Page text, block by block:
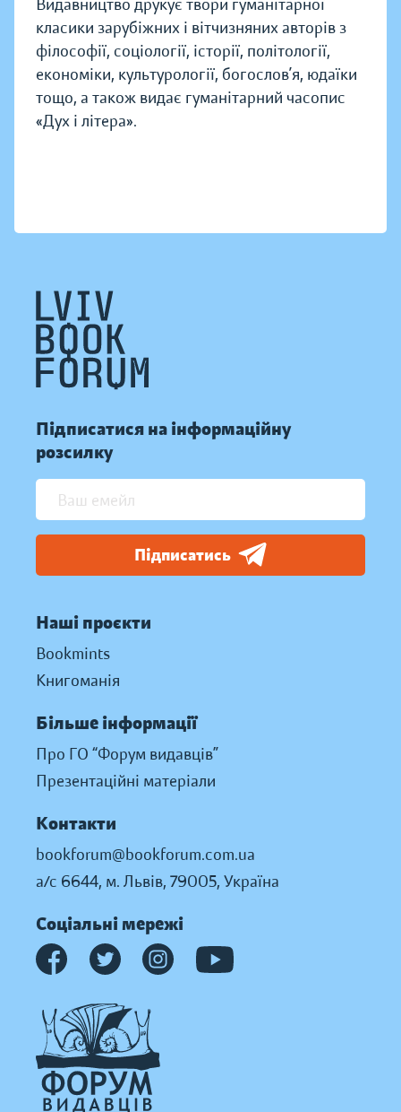
Видавництво друкує твори гуманітарної
класики зарубіжних і вітчизняних авторів з
філософії, соціології, історії, політології,
економіки, культурології, богослов’я, юдаїки
тощо, а також видає гуманітарний часопис
«Дух і літера».
Підписатися на інформаційну
розсилку
Підписатись
Наші проєкти
Bookmints
Книгоманія
Більше інформації
Про ГО “Форум видавців”
Презентаційні матеріали
Контакти
bookforum@bookforum.com.ua
а/с 6644, м. Львів, 79005, Україна
Соціальні мережі